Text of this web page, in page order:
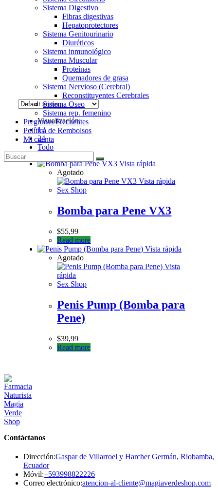
Sistema Digestivo
Fibras digestivas
Hepatoprotectores
Sistema Genitourinario
Diuréticos
Sistema inmunológico
Sistema Muscular
Proteínas
Quemadores de grasa
Sistema Nervioso (Cerebral)
Reconstituyentes Cerebrales
Sistema Oseo
Sistema rep. femenino
Preguntas Frecuentes
Política de Rembolsos
Mi cuenta
Visualización:
12
24
Todo
Vista rápida
Agotado
Vista rápida
Sex Shop
Bomba para Pene VX3
$55,99
Read more
Vista rápida
Agotado
Vista
rápida
Sex Shop
Penis Pump (Bomba para
Pene)
$39,99
Read more
Contáctanos
Dirección:Gaspar de Villarroel y Harcher Germán, Riobamba,
Ecuador
Móvil:+593998822226Se
abre
Correo electrónico:atencion-al-cliente@magiaverdeshop.comSe